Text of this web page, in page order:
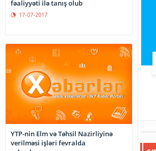
fəaliyyəti ilə tanış olub
17-07-2017
YTP-nin Elm və Təhsil Nazirliyinə
verilməsi işləri fevralda